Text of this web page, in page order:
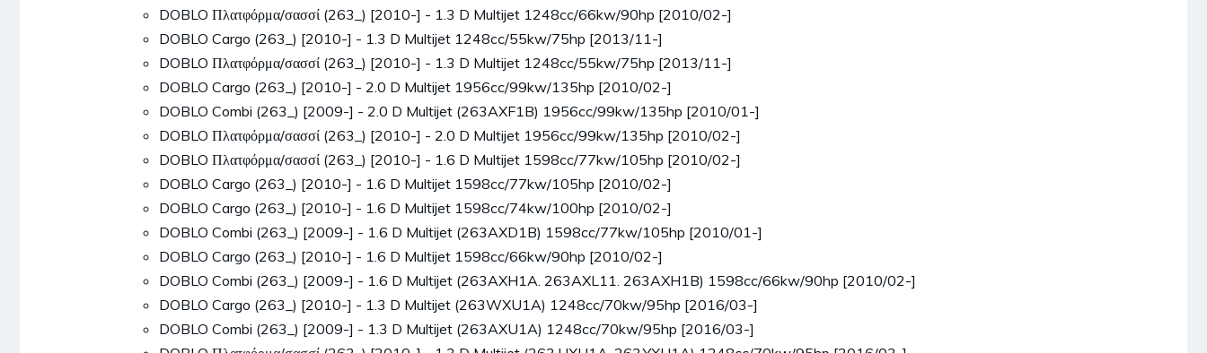
DOBLO Πλατφόρμα/σασσί (263_) [2010-] - 1.3 D Multijet 1248cc/66kw/90hp [2010/02-]
DOBLO Cargo (263_) [2010-] - 1.3 D Multijet 1248cc/55kw/75hp [2013/11-]
DOBLO Πλατφόρμα/σασσί (263_) [2010-] - 1.3 D Multijet 1248cc/55kw/75hp [2013/11-]
DOBLO Cargo (263_) [2010-] - 2.0 D Multijet 1956cc/99kw/135hp [2010/02-]
DOBLO Combi (263_) [2009-] - 2.0 D Multijet (263AXF1B) 1956cc/99kw/135hp [2010/01-]
DOBLO Πλατφόρμα/σασσί (263_) [2010-] - 2.0 D Multijet 1956cc/99kw/135hp [2010/02-]
DOBLO Πλατφόρμα/σασσί (263_) [2010-] - 1.6 D Multijet 1598cc/77kw/105hp [2010/02-]
DOBLO Cargo (263_) [2010-] - 1.6 D Multijet 1598cc/77kw/105hp [2010/02-]
DOBLO Cargo (263_) [2010-] - 1.6 D Multijet 1598cc/74kw/100hp [2010/02-]
DOBLO Combi (263_) [2009-] - 1.6 D Multijet (263AXD1B) 1598cc/77kw/105hp [2010/01-]
DOBLO Cargo (263_) [2010-] - 1.6 D Multijet 1598cc/66kw/90hp [2010/02-]
DOBLO Combi (263_) [2009-] - 1.6 D Multijet (263AXH1A. 263AXL11. 263AXH1B) 1598cc/66kw/90hp [2010/02-]
DOBLO Cargo (263_) [2010-] - 1.3 D Multijet (263WXU1A) 1248cc/70kw/95hp [2016/03-]
DOBLO Combi (263_) [2009-] - 1.3 D Multijet (263AXU1A) 1248cc/70kw/95hp [2016/03-]